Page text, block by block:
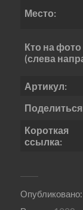
Место:
Кто на фото
(слева
Артикул:
Короткая
ссылка:
Опубликовано: